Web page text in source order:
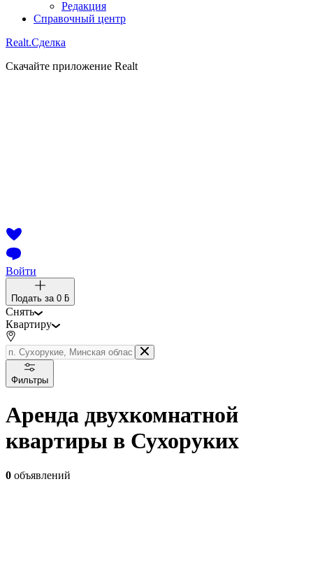
Редакция
Справочный центр
Realt.Сделка
Скачайте приложение Realt
Войти
Подать за 0 ƃ
Снять
Квартиру
Фильтры
Аренда двухкомнатной
квартиры в Сухоруких
0 объявлений